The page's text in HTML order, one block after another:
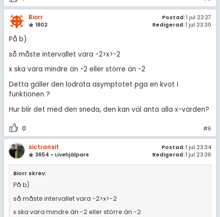
Biorr
1802
Postad:1 jul 23:27
Redigerad:1 jul 23:30
På b)
så måste intervallet vara -2>x>-2
x ska vara mindre än -2 eller större än -2
Detta gäller den lodräta asymptotet pga en kvot i
funktionen ?
Hur blir det med den sneda, den kan väl anta alla x-värden?
0 #6
sictransit
3654 – Livehjälpare
Postad:1 jul 23:34
Redigerad:1 jul 23:36
Biorr skrev:
På b)
så måste intervallet vara -2>x>-2
x ska vara mindre än -2 eller större än -2